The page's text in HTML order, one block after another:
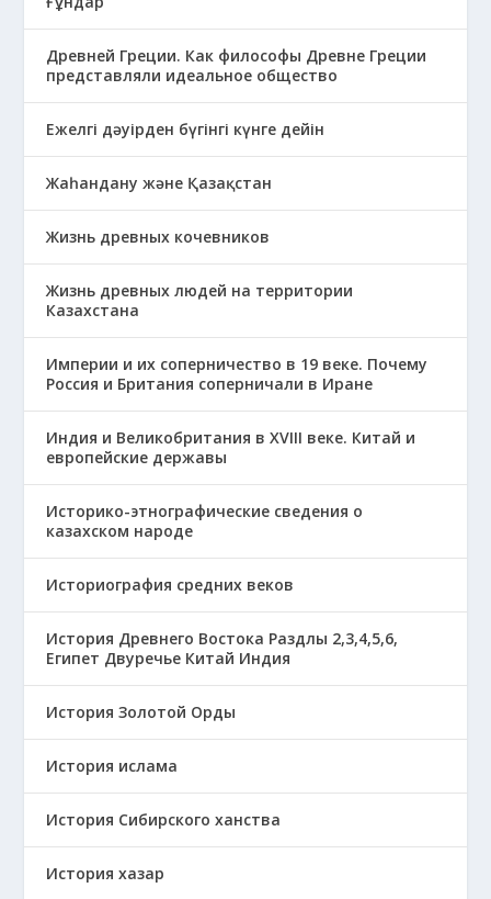
Древней Греции. Как философы Древне Греции
представляли идеальное общество
Ежелгі дәуірден бүгінгі күнге дейін
Жаһандану және Қазақстан
Жизнь древных кочевников
Жизнь древных людей на территории
Казахстана
Империи и их соперничество в 19 веке. Почему
Россия и Британия соперничали в Иране
Индия и Великобритания в XVIII веке. Китай и
европейские державы
Историко-этнографические сведения о
казахском народе
Историография средних веков
История Древнего Востока Раздлы 2,3,4,5,6,
Египет Двуречье Китай Индия
История Золотой Орды
История ислама
История Сибирского ханства
История хазар